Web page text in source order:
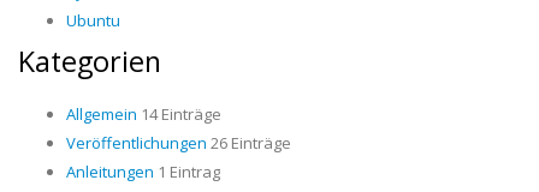
Ubuntu
Kategorien
Allgemein 14 Einträge
Veröffentlichungen 26 Einträge
Anleitungen 1 Eintrag